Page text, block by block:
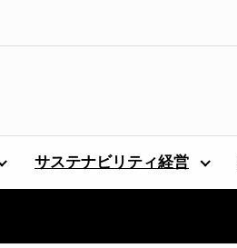
サステナビリティ経営